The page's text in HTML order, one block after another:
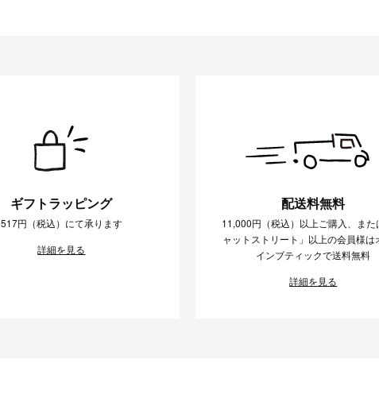
ギフトラッピング
517円（税込）にて承ります
詳細を見る
配送料無料
11,000円（税込）以上ご購入、また
ャットストリート」以上の会員様は
インブティックで送料無料
詳細を見る